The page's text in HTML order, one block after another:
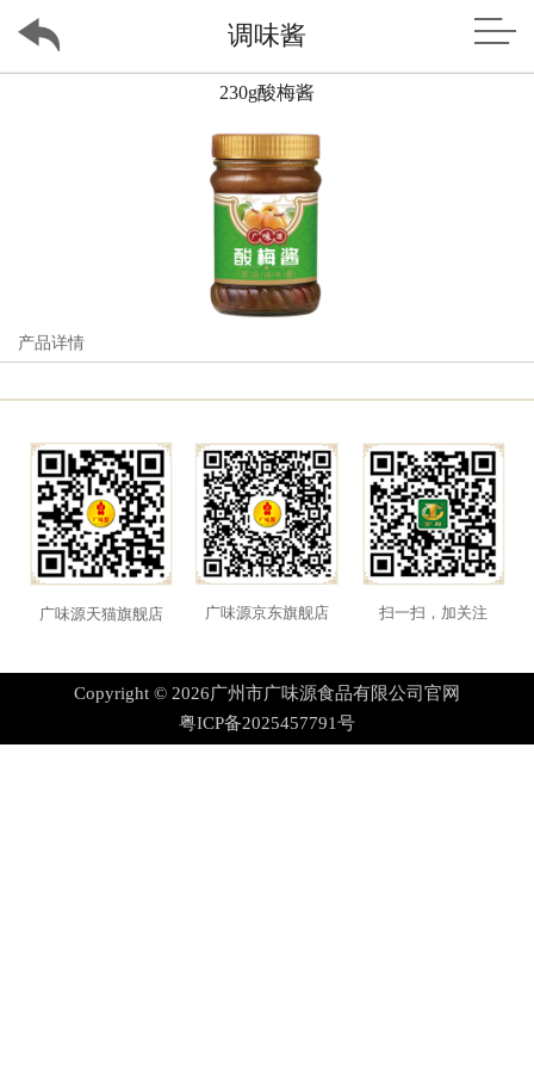
调味酱
230g酸梅酱
产品详情
广味源天猫旗舰店 广味源京东旗舰店 扫一扫，加关注
Copyright © 2026广州市广味源食品有限公司官网
粤ICP备2025457791号